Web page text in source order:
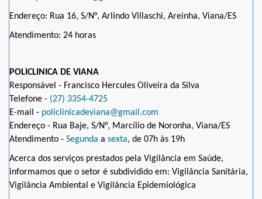
Endereço: Rua 16, S/N°, Arlindo Villaschi, Areinha, Viana/ES
Atendimento: 24 horas
POLICLINICA DE VIANA
Responsável - Francisco Hercules Oliveira da Silva
Telefone - (27) 3354-4725
E-mail - policlinicadeviana@gmail.com
Endereço - Rua Baje, S/N°, Marcílio de Noronha, Viana/ES
Atendimento - Segunda a sexta, de 07h às 19h
Acerca dos serviços prestados pela Vigilância em Saúde,
informamos que o setor é subdividido em: Vigilância Sanitária,
Vigilância Ambiental e Vigilância Epidemiológica